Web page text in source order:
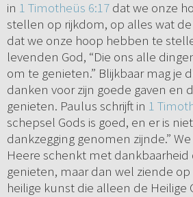
in 1 Timotheüs 6:17dat we onze
stellen op rijkdom, op alles wat
dat we onze hoop hebben te
levenden God, “Die ons alle
om te genieten.” Blijkbaar mag je
danken voor zijn goede gaven en
genieten. Paulus schrijft in 1
schepsel Gods is goed, en er is
dankzegging genomen zijnde.”
Heere schenkt met dankbaarheid
genieten, maar dan wel ziende op
heilige kunst die alleen de Heilige